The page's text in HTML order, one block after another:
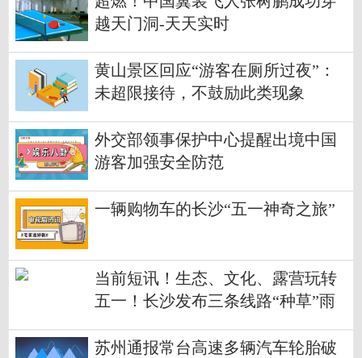
越天门洞-天天实时
黄山景区回应“游客在厕所过夜”：
未超限接待，不鼓励此类现象
外交部领事保护中心提醒出境中国
游客加强安全防范
一辆购物车的长沙“五一神奇之旅”
当前短讯！生态、文化、露营玩转
五一！长沙发布三条线路“种草”雨
苏州通报常台高速多辆汽车轮胎破